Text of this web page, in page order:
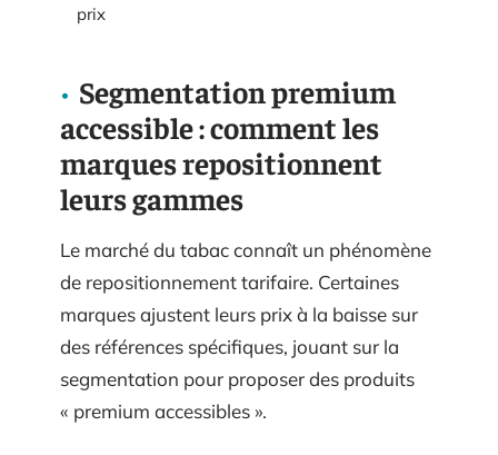
prix
Segmentation premium
accessible : comment les
marques repositionnent
leurs gammes
Le marché du tabac connaît un phénomène
de repositionnement tarifaire. Certaines
marques ajustent leurs prix à la baisse sur
des références spécifiques, jouant sur la
segmentation pour proposer des produits
« premium accessibles ».